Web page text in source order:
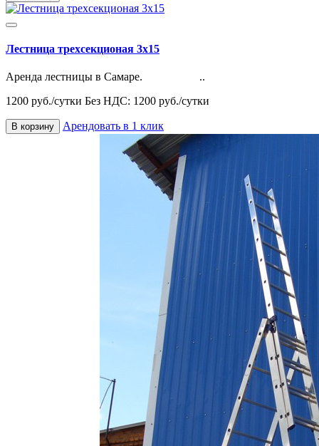
Лестница трехсекционая 3х15
Аренда лестницы в Самаре. ..
1200 руб./сутки Без НДС: 1200 руб./сутки
В корзину Арендовать в 1 клик